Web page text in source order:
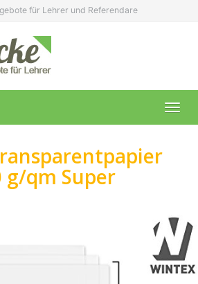
für Lehrer und Referendare
g/qm Super